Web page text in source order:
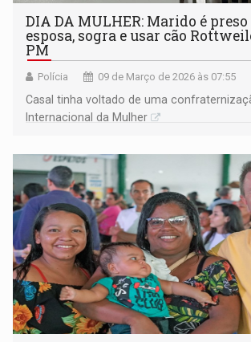
DIA DA MULHER: Marido é
esposa, sogra e usar cão
PM
Polícia 09 de Março de 2026 às 07:55
Casal tinha voltado de uma
Internacional da Mulher